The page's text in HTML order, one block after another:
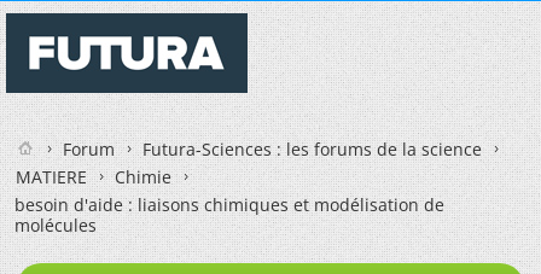
Forum
Futura-Sciences : les forums de la science
MATIERE
Chimie
besoin d'aide : liaisons chimiques et modélisation de
molécules